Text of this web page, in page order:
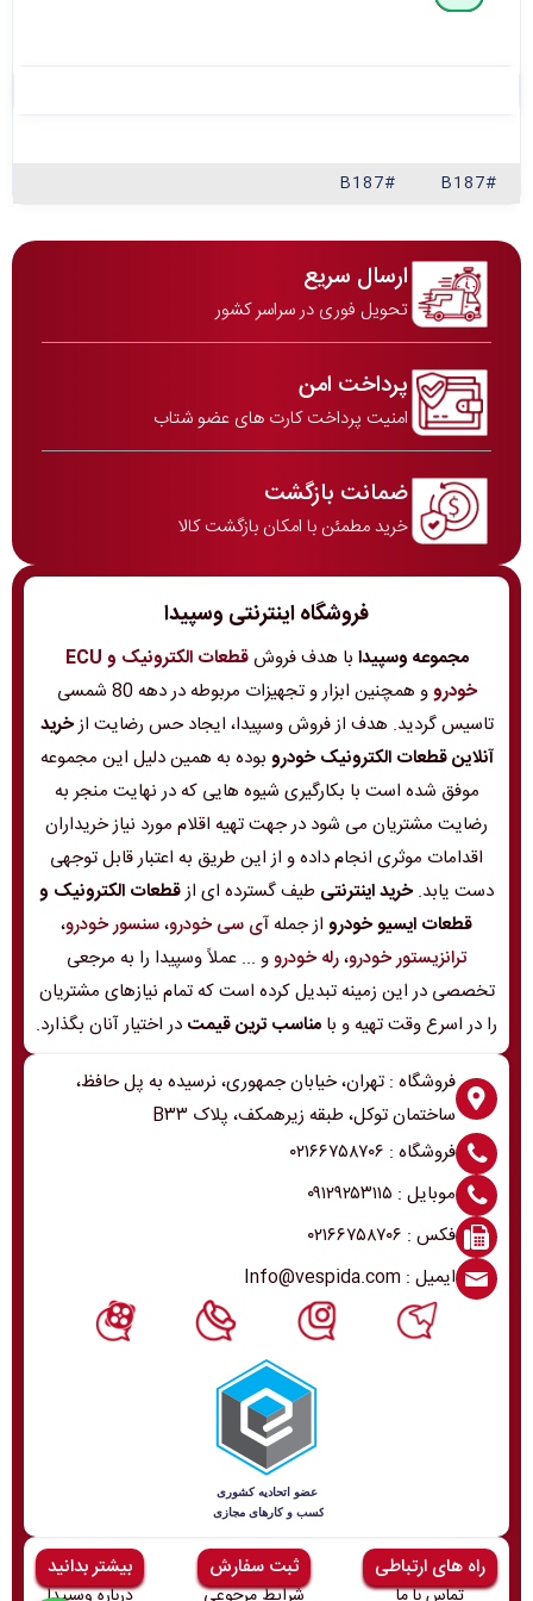
#B187
#B187
ارسال سریع
تحویل فوری در سراسر کشور
پرداخت امن
امنیت پرداخت کارت های عضو شتاب
ضمانت بازگشت
خرید مطمئن با امکان بازگشت کالا
فروشگاه اینترنتی وسپیدا
مجموعه وسپیدا با هدف فروش
قطعات الکترونیک و ECU
خودرو
و همچنین ابزار و تجهیزات مربوطه در دهه 80 شمسی
تاسیس گردید. هدف از فروش وسپیدا، ایجاد حس رضایت ازخرید
آنلاین قطعات الکترونیک خودرو بوده به همین دلیل این مجموعه
موفق شده است با بکارگیری شیوه هایی که در نهایت منجر به
رضایت مشتریان می شود در جهت تهیه اقلام مورد نیاز خریداران
اقدامات موثری انجام داده و از این طریق به اعتبار قابل توجهی
دست یابد.خرید اینترنتی طیف گسترده ای ازقطعات الکترونیک و
قطعات ایسیو خودرو از جملهآی سی خودرو،سنسور خودرو،
ترانزیستور خودرو،رله خودرو و ... عملاً وسپیدا را به مرجعی
تخصصی در این زمینه تبدیل کرده است که تمام نیازهای مشتریان
را در اسرع وقت تهیه و با مناسب ترین قیمت در اختیار آنان بگذارد.
فروشگاه : تهران، خیابان جمهوری، نرسیده به پل حافظ،
ساختمان توکل، طبقه زیرهمکف، پلاک B۳۳
فروشگاه : ۰۲۱۶۶۷۵۸۷۰۶
موبایل : ۰۹۱۲۹۲۵۳۱۱۵
فکس : ۰۲۱۶۶۷۵۸۷۰۶
ایمیل : Info@vespida.com
راه های ارتباطی ثبت سفارش بیشتر بدانید